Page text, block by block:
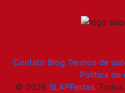
Contato Blog Termos de uso
Política de
© 2026 SLAPFestas.